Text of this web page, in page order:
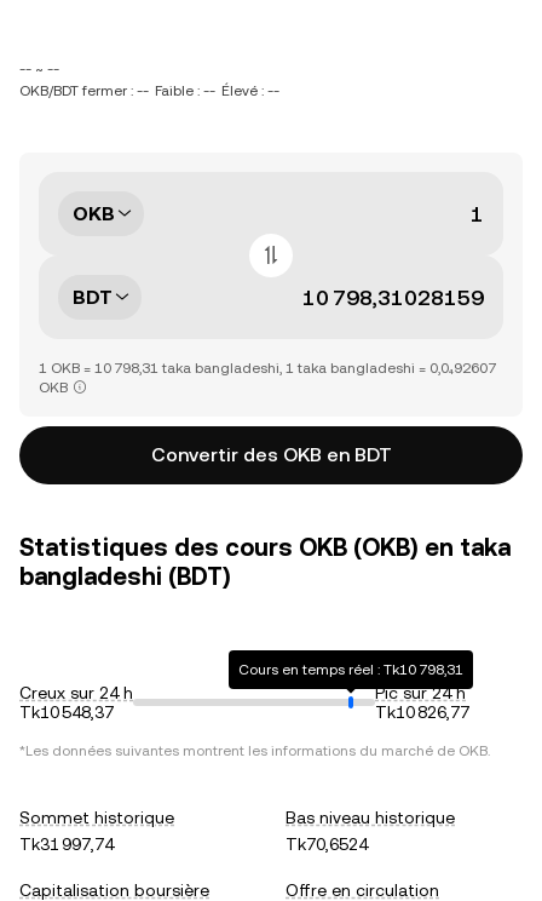
-- ~ --
OKB/BDT fermer : -- Faible : -- Élevé : --
OKB
BDT
1 OKB = 10 798,31 taka bangladeshi, 1 taka bangladeshi = 0,0₄92607
OKB
Convertir des OKB en BDT
Statistiques des cours OKB (OKB) en taka
bangladeshi (BDT)
Creux sur 24 h
Tk10 548,37
Cours en temps réel : Tk10 798,31
Pic sur 24 h
Tk10 826,77
*Les données suivantes montrent les informations du marché de OKB.
Sommet historique
Tk31 997,74
Bas niveau historique
Tk70,6524
Capitalisation boursière
Offre en circulation